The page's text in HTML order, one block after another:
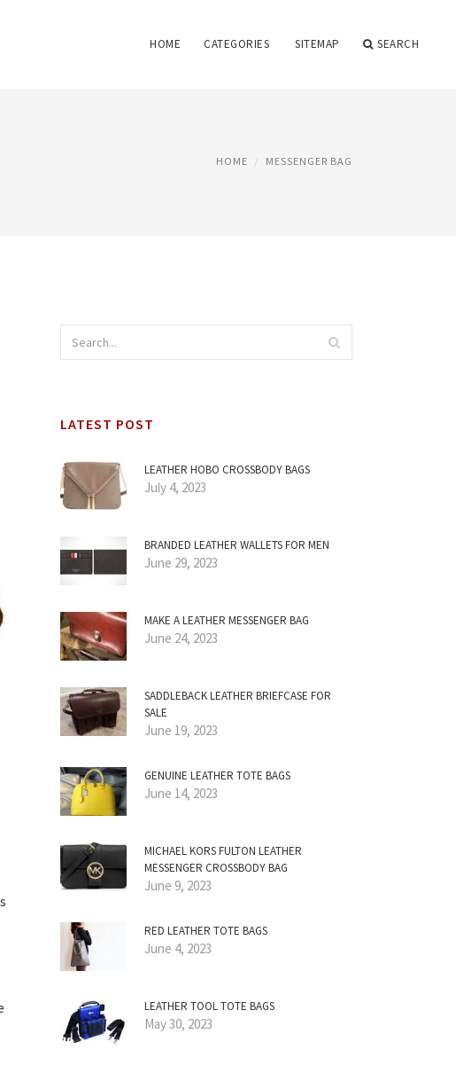
HOME CATEGORIES SITEMAP SEARCH
HOME MESSENGER BAG
LATEST POST
LEATHER HOBO CROSSBODY BAGS
July 4, 2023
BRANDED LEATHER WALLETS FOR MEN
June 29, 2023
MAKE A LEATHER MESSENGER BAG
June 24, 2023
SADDLEBACK LEATHER BRIEFCASE FOR
SALE
June 19, 2023
GENUINE LEATHER TOTE BAGS
June 14, 2023
MICHAEL KORS FULTON LEATHER
MESSENGER CROSSBODY BAG
June 9, 2023
RED LEATHER TOTE BAGS
June 4, 2023
LEATHER TOOL TOTE BAGS
May 30, 2023